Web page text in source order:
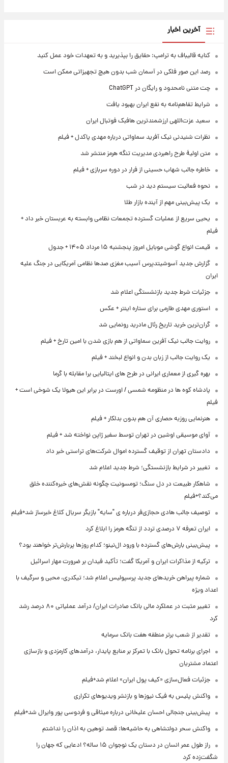
آخرین اخبار
کنایه قالیباف به ترامپ: حقایق را بپذیرید و به تعهدات خود عمل کنید
رصد این صور فلکی در آسمان شب بدون هیچ تجهیزاتی ممکن است
چت متنی نامحدود و رایگان در ChatGPT
شرایط تفاهم‌نامه به نفع ایران بهبود یافت
سعید عزت‌اللهی ارزشمندترین هافبک فوتبال ایران
نظرات شنیدنی نیک آفرید سماواتی درباره مهدی پاکدل + فیلم
متن اولیۀ طرح راهبردی مدیریت تنگه هرمز منتشر شد
خاطره جالب شهاب حسینی از فرار در دوره سربازی + فیلم
نحوه فعالیت سیستم دید در شب
یک پیش‌بینی مهم از آینده بازار طلا
یحیی سریع از عملیات گسترده تجمعات نظامی وابسته به عربستان خبر داد +
فیلم
قیمت انواع گوشی موبایل امروز پنجشنبه ۱۵ مرداد ۱۴۰۵ + جدول
گزارش جدید آسوشیتدپرس آسیب مغزی صدها نظامی آمریکایی در جنگ علیه
ایران
جزئیات شرط جدید بازنشستگی اعلام شد
استوری مهدی طارمی برای ستاره اینتر + عکس
گران‌ترین خرید تاریخ رئال مادرید رونمایی شد
روایت جالب نیک آفرین سماواتی از هم بازی شدن با امین تارخ + فیلم
یک روایت جالب از زبان بدن و انواع لبخند + فیلم
بهره گیری از معماری ایرانی در طرح های ایتالیایی برا مقابله با گرما
پادشاه کوه ها در منظومه شمسی / اورست در برابر این هیولا یک شوخی است +
فیلم
هنرنمایی روزبه حصاری آن هم بدون بدلکار + فیلم
آوای موسیقی اوشین در تهران توسط سفیر ژاپن نواخته شد + فیلم
دادستان تهران از توقیف گسترده اموال شرکت‌های تراستی خبر داد
تغییر در شرایط بازنشستگی؛ شرط جدید اعلام شد
شاهکار طبیعت در دل سنگ؛ تومسونیت چگونه نقش‌های خیره‌کننده خلق
می‌کند؟+فیلم
توصیف جالب هادی حجازی‌فر درباره ی "سایه" بازیگر سریال کلاغ خبرساز شد+فیلم
ایران تعرفه ۷ درصدی تردد از تنگه هرمز را ابلاغ کرد
پیش‌بینی بارش‌های گسترده با ورود ال‌نینو؛ کدام روزها پربارش‌تر خواهند بود؟
ترکیه از مذاکرات ایران و آمریکا گفت؛ تأکید فیدان بر ضرورت مهار اسرائیل
شماره پیراهن خریدهای جدید پرسپولیس اعلام شد؛ تیکدری، محبی و سرگیف با
اعداد ویژه
تغییر مثبت در عملکرد مالی بانک صادرات ایران/ درآمد عملیاتی ۸۰ درصد رشد
کرد
تقدیر از شعب برتر منطقه هفت بانک سرمایه
اجرای برنامه تحول بانک با تمرکز بر منابع پایدار، درآمدهای کارمزدی و بازسازی
اعتماد مشتریان
جزئیات فعال‌سازی «کیف پول ایران» اعلام شد+فیلم
واکنش پلیس به فیک نیوزها و بازنشر ویدیوهای تکراری
پیش‌بینی جنجالی احسان علیخانی درباره میثاقی و فردوسی پور وایرال شد+فیلم
واکنش سحر دولتشاهی به حاشیه‌ها: قصد توهین به اذان را نداشتم
راز طول عمر انسان در دستان یک نوجوان ۱۵ ساله؟ ادعایی که جهان را
شگفت‌زده کرد